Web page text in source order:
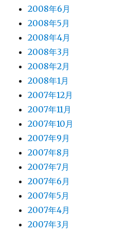
2008年6月
2008年5月
2008年4月
2008年3月
2008年2月
2008年1月
2007年12月
2007年11月
2007年10月
2007年9月
2007年8月
2007年7月
2007年6月
2007年5月
2007年4月
2007年3月